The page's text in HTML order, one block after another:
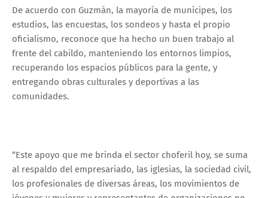
De acuerdo con Guzmán, la mayoría de munícipes, los
estudios, las encuestas, los sondeos y hasta el propio
oficialismo, reconoce que ha hecho un buen trabajo al
frente del cabildo, manteniendo los entornos limpios,
recuperando los espacios públicos para la gente, y
entregando obras culturales y deportivas a las
comunidades.
“Este apoyo que me brinda el sector choferil hoy, se suma
al respaldo del empresariado, las iglesias, la sociedad civil,
los profesionales de diversas áreas, los movimientos de